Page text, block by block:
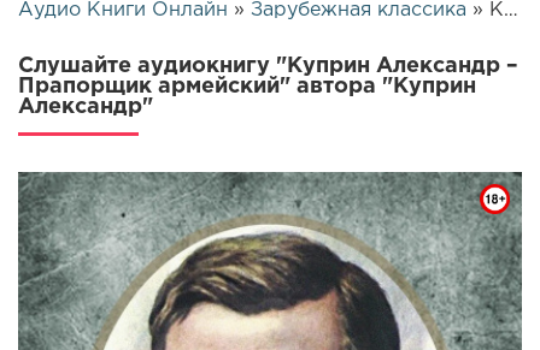
Аудио Книги Онлайн » Зарубежная классика » Куприн Александр – Прапорщик армейский | 25842
Слушайте аудиокнигу "Куприн Александр –
Прапорщик армейский" автора "Куприн
Александр"